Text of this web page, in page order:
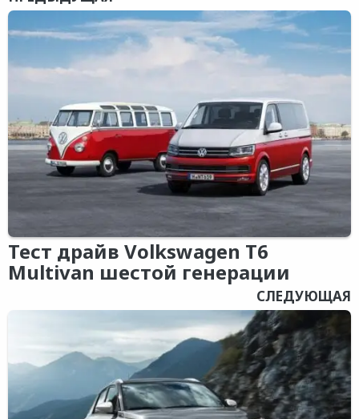
Тест драйв Volkswagen T6
Multivan шестой генерации
СЛЕДУЮЩАЯ